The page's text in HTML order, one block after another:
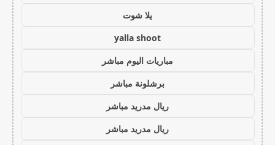
يلا شوت
yalla shoot
مباريات اليوم مباشر
برشلونة مباشر
ريال مدريد مباشر
ريال مدريد مباشر